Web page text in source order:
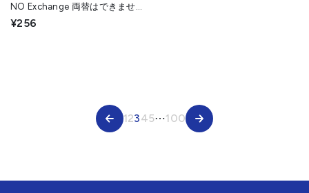
NO Exchange 両替はできません
¥256
12345⋯100